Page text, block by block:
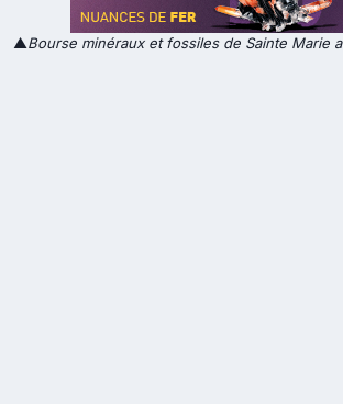
▲Bourse minéraux et fossiles de Sainte Marie